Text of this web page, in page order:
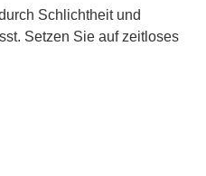
Schlichtheit und
Setzen Sie auf zeitloses